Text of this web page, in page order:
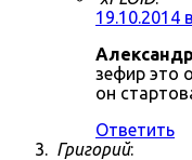
19.10.2014
Александр
зефир это
он
Ответить
Григорий: